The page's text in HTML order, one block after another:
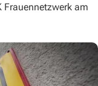
Frauennetzwerk am